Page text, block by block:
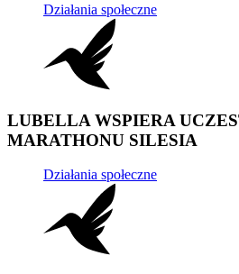
Działania społeczne
LUBELLA WSPIERA
MARATHONU SILESIA
Działania społeczne